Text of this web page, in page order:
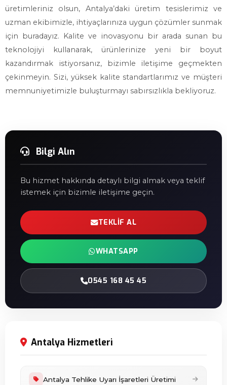
üretimleriniz olsun, Antalya’daki üretim tesislerimiz ve
uzman ekibimizle, ihtiyaçlarınıza uygun çözümler sunmak
için buradayız. Kalite ve inovasyonu bir arada sunan bu
teknolojiyi kullanarak, ürünlerinize yeni bir boyut
kazandırmak istiyorsanız, bizimle iletişime geçmekten
çekinmeyin. Sizi, yüksek kalite standartlarımız ve müşteri
memnuniyetimizle buluşturmayı sabırsızlıkla bekliyoruz.
Bilgi Alın
Bu hizmet hakkında detaylı bilgi almak veya teklif
istemek için bizimle iletişime geçin.
TEKLIF AL
WHATSAPP
0545 168 45 45
Antalya Hizmetleri
Antalya Tehlike Uyarı İşaretleri Üretimi